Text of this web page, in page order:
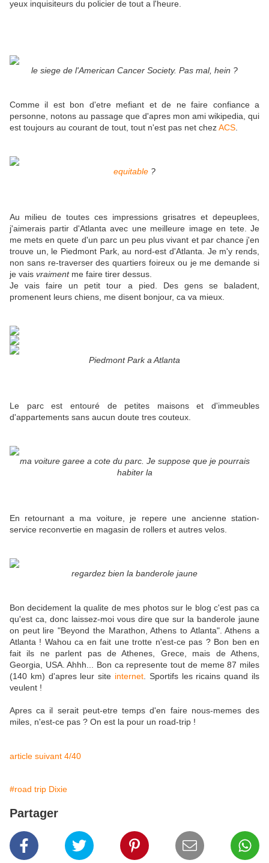
yeux inquisiteurs du policier de tout a l'heure.
le siege de l'American Cancer Society. Pas mal, hein ?
Comme il est bon d'etre mefiant et de ne faire confiance a
personne, notons au passage que d'apres mon ami wikipedia, qui
est toujours au courant de tout, tout n'est pas net chezACS
equitable ?
Au milieu de toutes ces impressions grisatres et depeuplees,
j'aimerais partir d'Atlanta avec une meilleure image en tete. Je
me mets en quete d'un parc un peu plus vivant et par chance j'en
trouve un, le Piedmont Park, au nord-est d'Atlanta. Je m'y rends,
non sans re-traverser des quartiers foireux ou je me demande si
je vais vraimentme faire tirer dessus.
Je vais faire un petit tour a pied. Des gens se baladent,
promenent leurs chiens, me disent bonjour, ca va mieux.
Piedmont Park a Atlanta
Le parc est entouré de petites maisons et d'immeubles
d'appartements sans aucun doute tres couteux.
ma voiture garee a cote du parc. Je suppose que je pourrais
habiter la
En retournant a ma voiture, je repere une ancienne station-
service reconvertie en magasin de rollers et autres velos.
regardez bien la banderole jaune
Bon decidement la qualite de mes photos sur le blog c'est pas ca
qu'est ca, donc laissez-moi vous dire que sur la banderole jaune
on peut lire "Beyond the Marathon, Athens to Atlanta". Athens a
Atlanta ! Wahou ca en fait une trotte n'est-ce pas ? Bon ben en
fait ils ne parlent pas de Athenes, Grece, mais de Athens,
Georgia, USA. Ahhh... Bon ca represente tout de meme 87 miles
(140 km) d'apres leur site internet . Sportifs les ricains quand ils
veulent !
Apres ca il serait peut-etre temps d'en faire nous-memes des
miles, n'est-ce pas ? On est la pour un road-trip !
article suivant 4/40
#road trip Dixie
Partager